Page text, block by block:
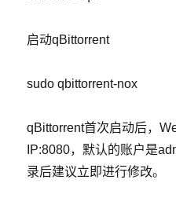
启动qBittorrent
sudo qbittorrent-nox
qBittorrent首次启动后，
IP:8080，默认的账户是
录后建议立即进行修改。